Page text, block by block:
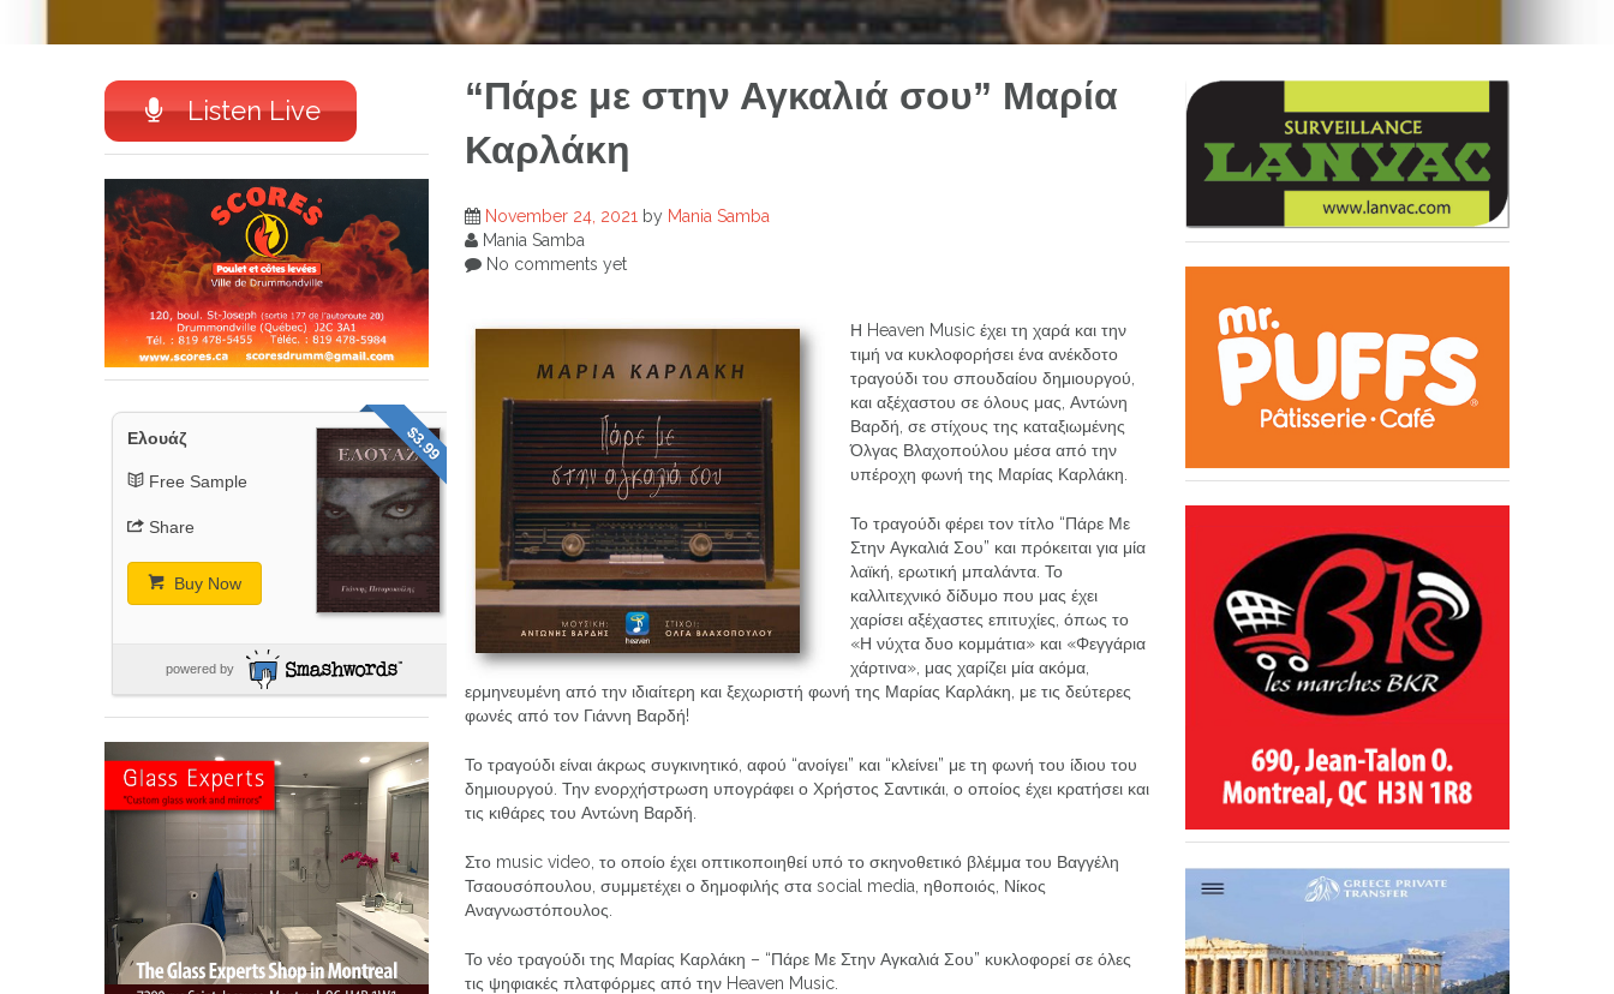
Listen Live
$3.99
Ελουάζ
Free Sample
Share
Buy Now
powered by
“Πάρε με στην Αγκαλιά σου” Μαρία
Καρλάκη
November 24, 2021 by Mania Samba
Mania Samba
No comments yet
Η Heaven Music έχει τη χαρά και την
τιμή να κυκλοφορήσει ένα ανέκδοτο
τραγούδι του σπουδαίου δημιουργού,
και αξέχαστου σε όλους μας, Αντώνη
Βαρδή, σε στίχους της καταξιωμένης
Όλγας Βλαχοπούλου μέσα από την
υπέροχη φωνή της Μαρίας Καρλάκη.
Το τραγούδι φέρει τον τίτλο “Πάρε Με
Στην Αγκαλιά Σου” και πρόκειται για μία
λαϊκή, ερωτική μπαλάντα. Το
καλλιτεχνικό δίδυμο που μας έχει
χαρίσει αξέχαστες επιτυχίες, όπως το
«Η νύχτα δυο κομμάτια» και «Φεγγάρια
χάρτινα», μας χαρίζει μία ακόμα,
ερμηνευμένη από την ιδιαίτερη και ξεχωριστή φωνή της Μαρίας Καρλάκη, με τις δεύτερες
φωνές από τον Γιάννη Βαρδή!
Το τραγούδι είναι άκρως συγκινητικό, αφού “ανοίγει” και “κλείνει” με τη φωνή του ίδιου του
δημιουργού. Την ενορχήστρωση υπογράφει ο Χρήστος Σαντικάι, ο οποίος έχει κρατήσει και
τις κιθάρες του Αντώνη Βαρδή.
Στο music video, το οποίο έχει οπτικοποιηθεί υπό το σκηνοθετικό βλέμμα του Βαγγέλη
Τσαουσόπουλου, συμμετέχει ο δημοφιλής στα social media, ηθοποιός, Νίκος
Αναγνωστόπουλος.
Το νέο τραγούδι της Μαρίας Καρλάκη – “Πάρε Με Στην Αγκαλιά Σου” κυκλοφορεί σε όλες
τις ψηφιακές πλατφόρμες από την Heaven Music.